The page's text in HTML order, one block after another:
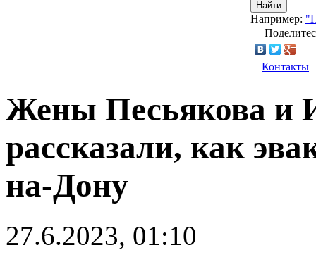
Найти
Например:
Контакты
Жены Песьякова и
рассказали, как
на-Дону
27.6.2023, 01:10